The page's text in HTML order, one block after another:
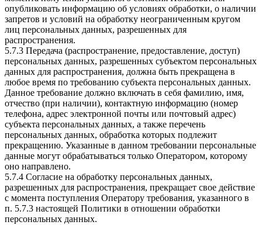
опубликовать информацию об условиях обработки, о наличии
запретов и условий на обработку неограниченным кругом
лиц персональных данных, разрешенных для
распространения.
5.7.3 Передача (распространение, предоставление, доступ)
персональных данных, разрешенных субъектом персональных
данных для распространения, должна быть прекращена в
любое время по требованию субъекта персональных данных.
Данное требование должно включать в себя фамилию, имя,
отчество (при наличии), контактную информацию (номер
телефона, адрес электронной почты или почтовый адрес)
субъекта персональных данных, а также перечень
персональных данных, обработка которых подлежит
прекращению. Указанные в данном требовании персональные
данные могут обрабатываться только Оператором, которому
оно направлено.
5.7.4 Согласие на обработку персональных данных,
разрешенных для распространения, прекращает свое действие
с момента поступления Оператору требования, указанного в
п. 5.7.3 настоящей Политики в отношении обработки
персональных данных.